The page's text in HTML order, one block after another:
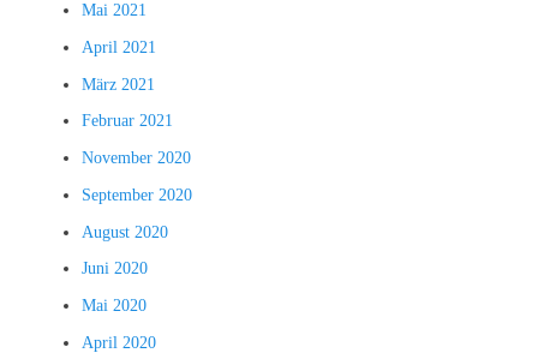
Mai 2021
April 2021
März 2021
Februar 2021
November 2020
September 2020
August 2020
Juni 2020
Mai 2020
April 2020